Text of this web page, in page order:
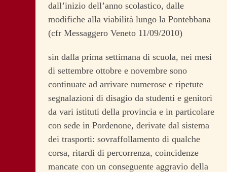
dall’inizio dell’anno scolastico, dalle
modifiche alla viabilità lungo la Pontebbana
(cfr Messaggero Veneto 11/09/2010)
sin dalla prima settimana di scuola, nei mesi
di settembre ottobre e novembre sono
continuate ad arrivare numerose e ripetute
segnalazioni di disagio da studenti e genitori
da vari istituti della provincia e in particolare
con sede in Pordenone, derivate dal sistema
dei trasporti: sovraffollamento di qualche
corsa, ritardi di percorrenza, coincidenze
mancate con un conseguente aggravio della